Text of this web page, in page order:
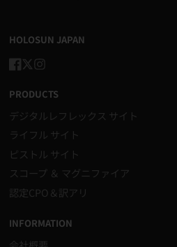
き
ま
す。
き
HOLOSUN JAPAN
PRODUCTS
デジタルレフレックス サイト
ライフル サイト
ピストル サイト
スコープ ＆ マグニファイア
認定CPO＆訳アリ
INFORMATION